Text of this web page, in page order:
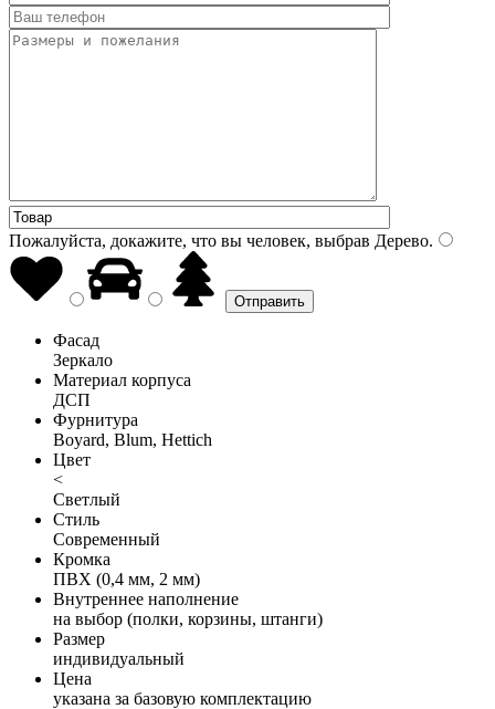
Пожалуйста, докажите, что вы человек, выбрав Дерево.
Фасад
Зеркало
Материал корпуса
ДСП
Фурнитура
Boyard, Blum, Hettich
Цвет
<
Светлый
Стиль
Современный
Кромка
ПВХ (0,4 мм, 2 мм)
Внутреннее наполнение
на выбор (полки, корзины, штанги)
Размер
индивидуальный
Цена
указана за базовую комплектацию